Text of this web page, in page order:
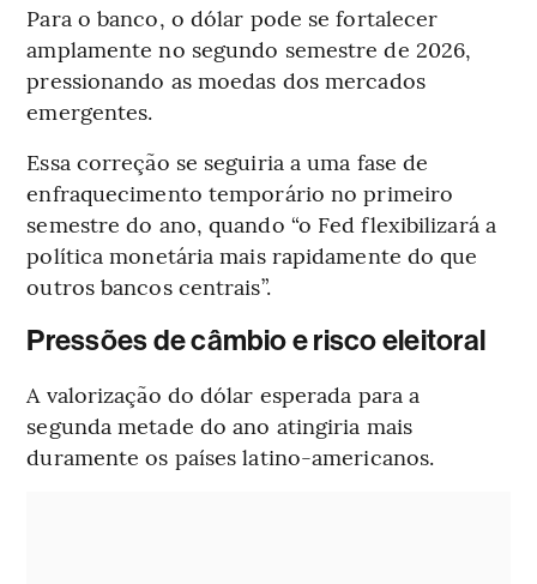
Para o banco, o dólar pode se fortalecer
amplamente no segundo semestre de 2026,
pressionando as moedas dos mercados
emergentes.
Essa correção se seguiria a uma fase de
enfraquecimento temporário no primeiro
semestre do ano, quando “o Fed flexibilizará a
política monetária mais rapidamente do que
outros bancos centrais”.
Pressões de câmbio e risco eleitoral
A valorização do dólar esperada para a
segunda metade do ano atingiria mais
duramente os países latino-americanos.